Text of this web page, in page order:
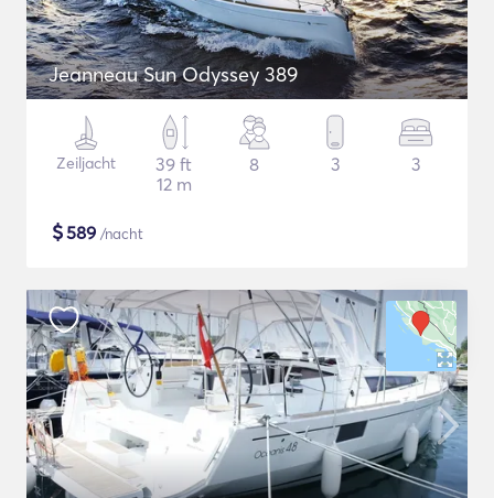
Jeanneau Sun Odyssey 389
Zeiljacht
39 ft
12 m
8 3 3
$589 /nacht